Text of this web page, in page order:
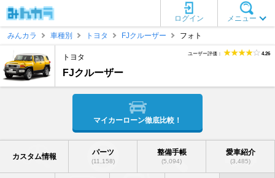
メニュー
ログイン
みんカラ
車種別 トヨタ FJクルーザー フォト
トヨタ
FJクルーザー
ユーザー評価： 4.26
マイカーローン徹底比較！
カスタム情報 パーツ
(11,158)
整備手帳
(5,094)
愛車紹介
(3,485)